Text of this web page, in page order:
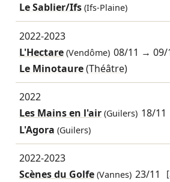
Le Sablier/Ifs (Ifs-Plaine)
2022-2023
L'Hectare(Vendôme) 08/11 →09/
Le Minotaure(Théâtre)
2022
Les Mains en l'air(Guilers) 18/11
L'Agora (Guilers)
2022-2023
Scènes du Golfe(Vannes) 23/11